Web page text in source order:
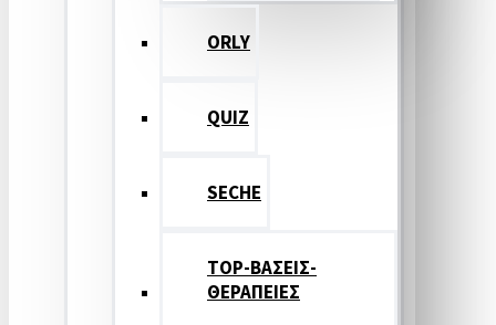
ORLY
QUIZ
SECHE
TOP-ΒΑΣΕΙΣ-
ΘΕΡΑΠΕΙΕΣ